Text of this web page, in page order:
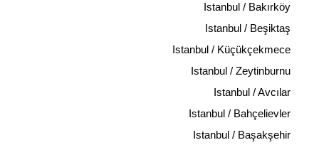
Istanbul / Bakırköy
Istanbul / Beşiktaş
Istanbul / Küçükçekmece
Istanbul / Zeytinburnu
Istanbul / Avcılar
Istanbul / Bahçelievler
Istanbul / Başakşehir